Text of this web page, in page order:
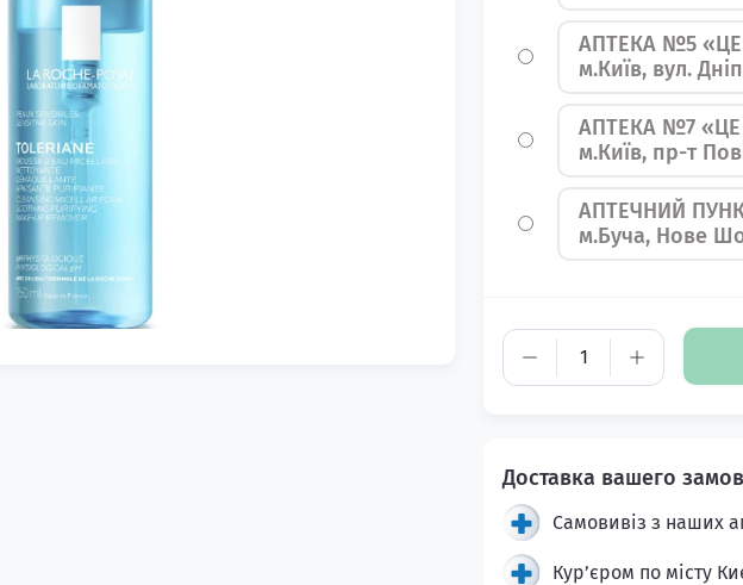
АПТЕКА №5
м.Київ, вул.
АПТЕКА №7
м.Київ, пр-т
АПТЕЧНИЙ
м.Буча, Нове
Самовивіз з наших
Кур’єром по місту